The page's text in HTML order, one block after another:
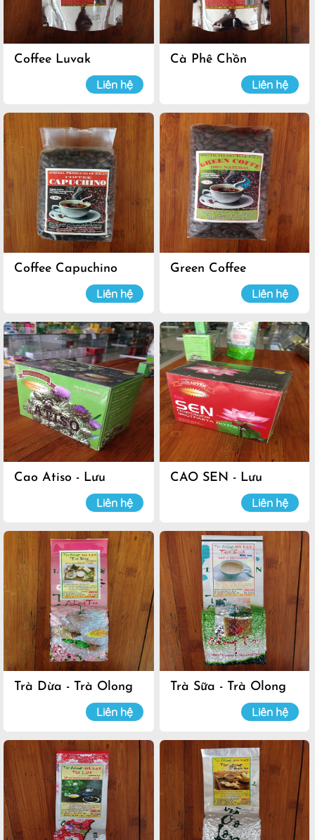
Coffee Luvak
Liên hệ
Cà Phê Chồn
Liên hệ
Coffee Capuchino
Liên hệ
Green Coffee
Liên hệ
Cao Atiso - Lưu
Liên hệ
CAO SEN - Lưu
Liên hệ
Trà Dừa - Trà Olong
Liên hệ
Trà Sữa - Trà Olong
Liên hệ